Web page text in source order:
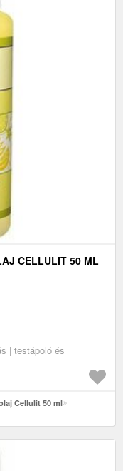
CELLULIT 50 ML
| testápoló és
Cellulit 50 ml